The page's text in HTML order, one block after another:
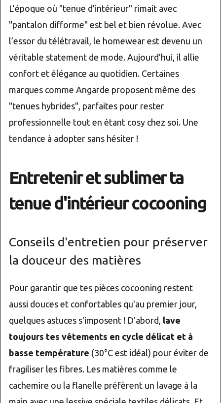
L’époque où "tenue d’intérieur" rimait avec
"pantalon difforme" est bel et bien révolue. Avec
l’essor du télétravail, le homewear est devenu un
véritable statement de mode. Aujourd’hui, il allie
confort et élégance au quotidien. Certaines
marques comme Angarde proposent même des
"tenues hybrides", parfaites pour rester
professionnelle tout en étant cosy chez soi. Une
tendance à adopter sans hésiter !
Entretenir et sublimer ta
tenue d'intérieur cocooning
Conseils d'entretien pour préserver
la douceur des matières
Pour garantir que tes pièces cocooning restent
aussi douces et confortables qu'au premier jour,
quelques astuces s'imposent ! D'abord, lave
toujours tes vêtements en cycle délicat et à
basse température (30°C est idéal) pour éviter de
fragiliser les fibres. Les matières comme le
cachemire ou la flanelle préfèrent un lavage à la